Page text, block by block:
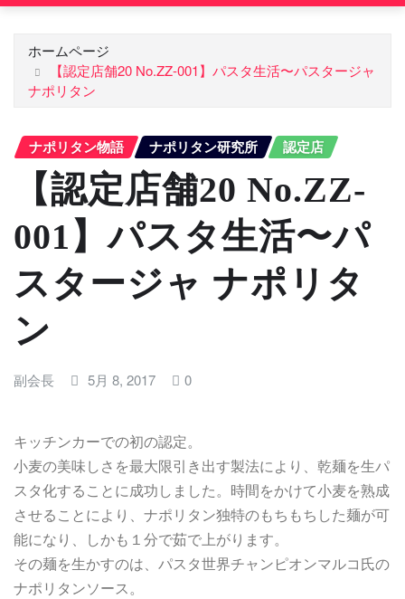
ホームページ
【認定店舗20 No.ZZ-001】パスタ生活〜パスタージャ
ナポリタン
ナポリタン物語 ナポリタン研究所 認定店
【認定店舗20 No.ZZ-
001】パスタ生活〜パ
スタージャ ナポリタ
ン
副会長 5月 8, 2017 0
キッチンカーでの初の認定。
小麦の美味しさを最大限引き出す製法により、乾麺を生パ
スタ化することに成功しました。時間をかけて小麦を熟成
させることにより、ナポリタン独特のもちもちした麺が可
能になり、しかも１分で茹で上がります。
その麺を生かすのは、パスタ世界チャンピオンマルコ氏の
ナポリタンソース。